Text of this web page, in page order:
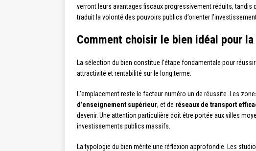
verront leurs avantages fiscaux progressivement réduits,
traduit la volonté des pouvoirs publics d’orienter
Comment choisir le bien idéal pour
La sélection du bien constitue l’étape fondamentale pour
attractivité et rentabilité sur le long terme.
L’emplacement reste le facteur numéro un de réussite. Les
d’enseignement supérieur, et de réseaux de transport
devenir. Une attention particulière doit être portée aux villes
investissements publics massifs.
La typologie du bien mérite une réflexion approfondie. Les